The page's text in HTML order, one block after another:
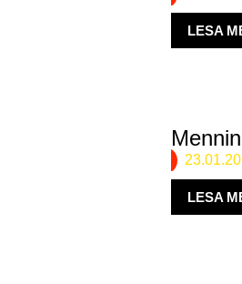
LESA
LESA